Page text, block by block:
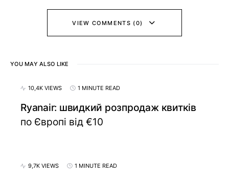
VIEW COMMENTS (0)
YOU MAY ALSO LIKE
10,4K VIEWS 1 MINUTE READ
Ryanair: швидкий розпродаж квитків
по Європі від €10
9,7K VIEWS 1 MINUTE READ